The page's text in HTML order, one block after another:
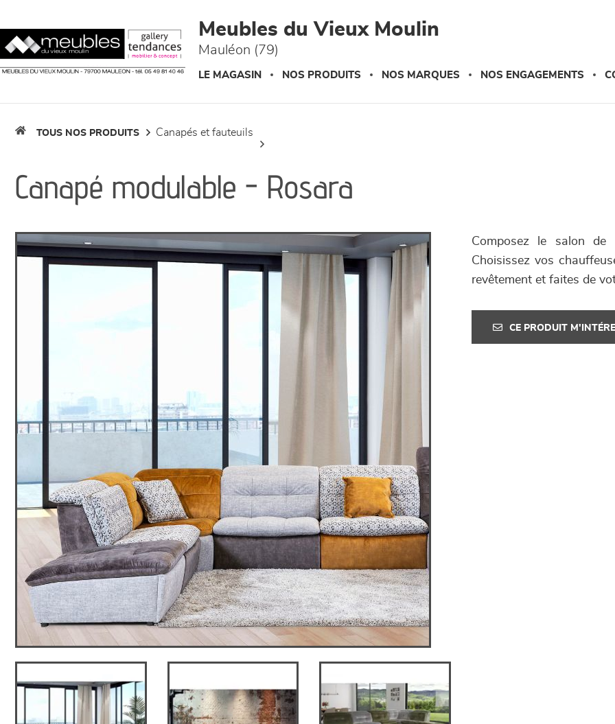
Meubles du Vieux Moulin
Mauléon (79)
LE MAGASIN NOS PRODUITS NOS MARQUES NOS ENGAGEMENTS
TOUS NOS PRODUITS canapés et fauteuils
Canapé modulable - Rosara
Composez le salon de
Choisissez vos
revêtement et faites de
CE PRODUIT